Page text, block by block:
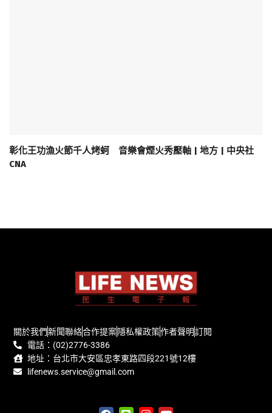
彰化王功漁火節千人烤蚵 音樂會煙火秀壓軸 | 地方 | 中央社
CNA
關於我們新聞聯絡合作提案隱私權政策作者聲明訂閱
電話：(02)2776-3386
地址：台北市大安區忠孝東路四段221號12樓
lifenews.service@gmail.com